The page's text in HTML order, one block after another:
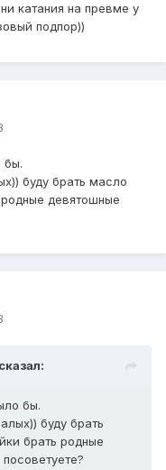
катания на превме у
подпор))
бы.
буду брать масло
девятошные
бы.
буду брать
брать родные